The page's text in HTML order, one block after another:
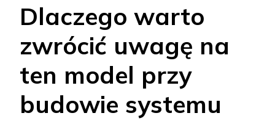
Dlaczego warto
zwrócić uwagę na
ten model przy
budowie systemu